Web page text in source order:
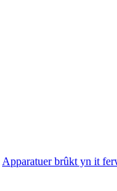
Apparatuer brûkt yn it